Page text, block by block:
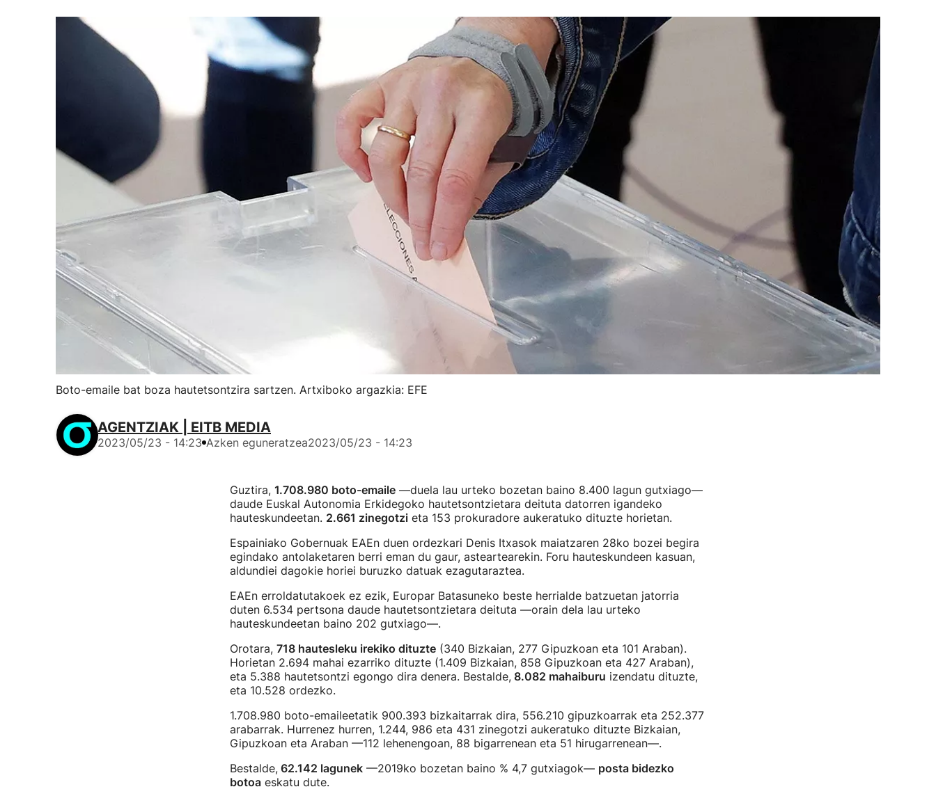
Boto-emaile bat boza hautetsontzira sartzen. Artxiboko argazkia: EFE
AGENTZIAK | EITB MEDIA
2023/05/23 - 14:23 Azken eguneratzea2023/05/23 - 14:23
Guztira, 1.708.980 boto-emaile—duela lau urteko bozetan baino 8.400 lagun gutxiago—
daude Euskal Autonomia Erkidegoko hautetsontzietara deituta datorren igandeko
hauteskundeetan. 2.661 zinegotzieta 153 prokuradore aukeratuko dituzte horietan.
Espainiako Gobernuak EAEn duen ordezkari Denis Itxasok maiatzaren 28ko bozei begira
egindako antolaketaren berri eman du gaur, asteartearekin. Foru hauteskundeen kasuan,
aldundiei dagokie horiei buruzko datuak ezagutaraztea.
EAEn erroldatutakoek ez ezik, Europar Batasuneko beste herrialde batzuetan jatorria
duten 6.534 pertsona daude hautetsontzietara deituta —orain dela lau urteko
hauteskundeetan baino 202 gutxiago—.
Orotara, 718 hautesleku irekiko dituzte(340 Bizkaian, 277 Gipuzkoan eta 101 Araban).
Horietan 2.694 mahai ezarriko dituzte (1.409 Bizkaian, 858 Gipuzkoan eta 427 Araban),
eta 5.388 hautetsontzi egongo dira denera. Bestalde,8.082 mahaiburu izendatu dituzte,
eta 10.528 ordezko.
1.708.980 boto-emaileetatik 900.393 bizkaitarrak dira, 556.210 gipuzkoarrak eta 252.377
arabarrak. Hurrenez hurren, 1.244, 986 eta 431 zinegotzi aukeratuko dituzte Bizkaian,
Gipuzkoan eta Araban —112 lehenengoan, 88 bigarrenean eta 51 hirugarrenean—.
Bestalde,62.142 lagunek—2019ko bozetan baino % 4,7 gutxiagok— posta bidezko
botoaeskatu dute.